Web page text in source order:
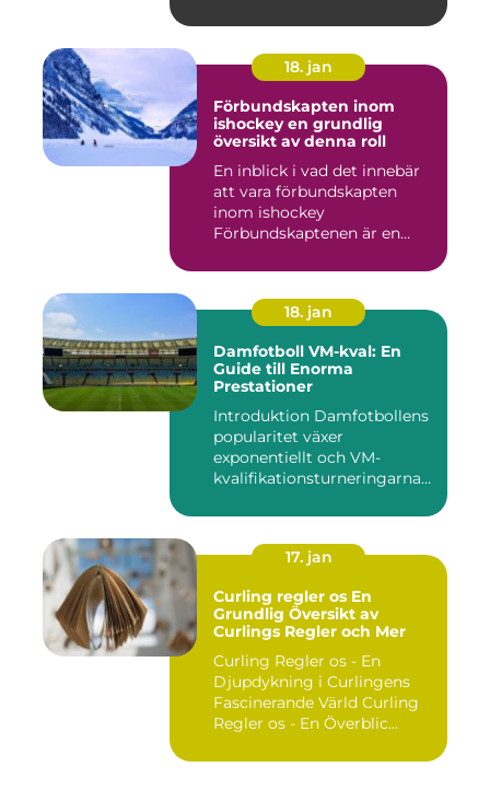
18. jan
Förbundskapten inom
ishockey en grundlig
översikt av denna roll
En inblick i vad det innebär
att vara förbundskapten
inom ishockey
Förbundskaptenen är en
18. jan
Damfotboll VM-kval: En
Guide till Enorma
Prestationer
Introduktion Damfotbollens
popularitet växer
exponentiellt och VM-
kvalifikationsturneringarna
17. jan
Curling regler os En
Grundlig Översikt av
Curlings Regler och Mer
Curling Regler os - En
Djupdykning i Curlingens
Fascinerande Värld Curling
Regler os - En Överblic...